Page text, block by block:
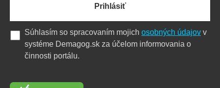
Prihlásiť
Súhlasím so spracovaním mojich osobných údajov v
systéme Demagog.sk za účelom informovania o
činnosti portálu.